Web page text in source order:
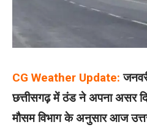
CG Weather Update:
छत्तीसगढ़ में ठंड ने अपना असर
मौसम विभाग के अनुसार आज